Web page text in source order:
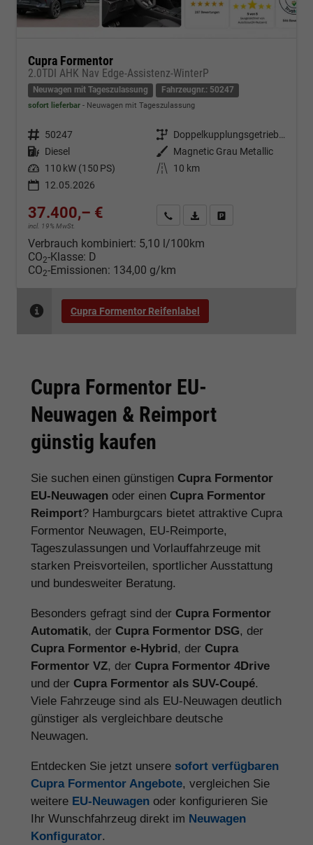
Cupra Formentor
2.0TDI AHK Nav Edge-Assistenz-WinterP
Neuwagen mit Tageszulassung Fahrzeugnr.: 50247
sofort lieferbar Neuwagen mit Tageszulassung
Fahrzeugnr. 50247 Getriebe
Doppelkupplungsgetriebe (DSG)
Kraftstoff Diesel Außenfarbe
Magnetic Grau Metallic
Leistung 110 kW (150 PS) Kilometerstand
10 km
12.05.2026
37.400,– €
incl. 19% MwSt.
Kontakt & Angebot anfordern
PDF-Datei, Fahrzeugexposé
Verbrauch kombiniert: 5,10 l/100km
CO2-Klasse: D
CO2-Emissionen: 134,00 g/km
Cupra Formentor Reifenlabel
Cupra Formentor EU-
Neuwagen & Reimport
günstig kaufen
Sie suchen einen günstigen Cupra Formentor
EU-Neuwagen oder einen Cupra Formentor
Reimport? Hamburgcars bietet attraktive Cupra
Formentor Neuwagen, EU-Reimporte,
Tageszulassungen und Vorlauffahrzeuge mit
starken Preisvorteilen, sportlicher Ausstattung
und bundesweiter Beratung.
Besonders gefragt sind der Cupra Formentor
Automatik, der Cupra Formentor DSG, der
Cupra Formentor e-Hybrid, der Cupra
Formentor VZ, der Cupra Formentor 4Drive
und der Cupra Formentor als SUV-Coupé.
Viele Fahrzeuge sind als EU-Neuwagen deutlich
günstiger als vergleichbare deutsche
Neuwagen.
Entdecken Sie jetzt unsere sofort verfügbaren
Cupra Formentor Angebote, vergleichen Sie
weitere EU-Neuwagen oder konfigurieren Sie
Ihr Wunschfahrzeug direkt im Neuwagen
Konfigurator.